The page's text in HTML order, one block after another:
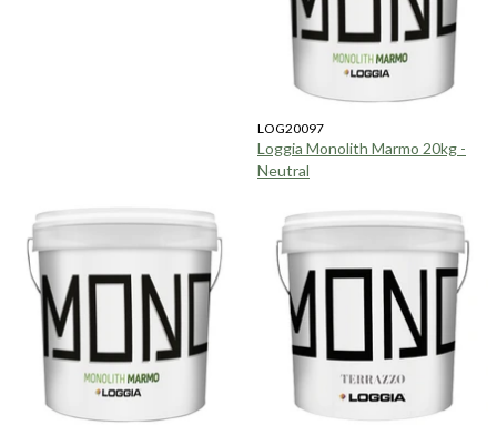
LOG20097
Loggia Monolith Marmo 20kg -
Neutral